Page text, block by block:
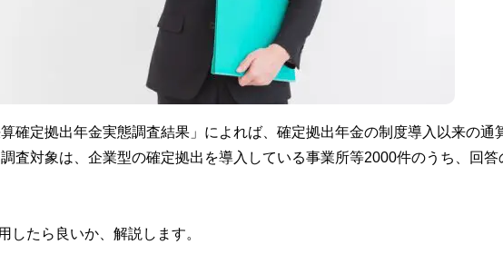
確定拠出年金実態調査結果」によれば、確定拠出年金の制度導入以来の通
査対象は、企業型の確定拠出を導入している事業所等2000件のうち、回答
したら良いか、解説します。